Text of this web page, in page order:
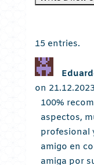
15 entries.
on 21.12.2023
100%
aspectos,
profesional
amigo en
amiga por